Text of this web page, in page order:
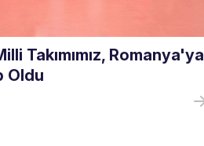
Takımımız, Romanya'ya
Oldu